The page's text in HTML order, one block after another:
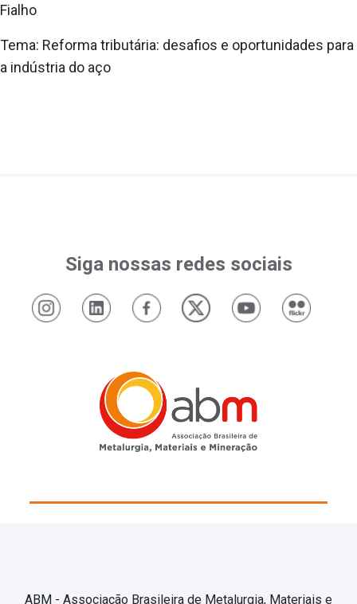
Fialho
Tema: Reforma tributária: desafios e oportunidades para
a indústria do aço
Siga nossas redes sociais
ABM - Associação Brasileira de Metalurgia, Materiais e